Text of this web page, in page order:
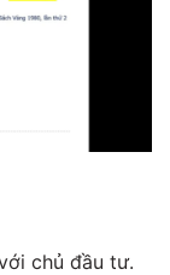
chủ đầu tư.